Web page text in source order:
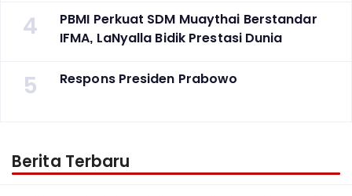
4
PBMI Perkuat SDM Muaythai Berstandar
IFMA, LaNyalla Bidik Prestasi Dunia
5 Respons Presiden Prabowo
Berita Terbaru